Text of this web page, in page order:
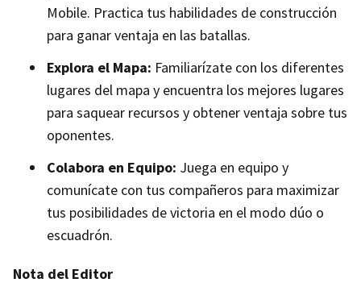
Mobile. Practica tus habilidades de construcción
para ganar ventaja en las batallas.
Explora el Mapa: Familiarízate con los diferentes
lugares del mapa y encuentra los mejores lugares
para saquear recursos y obtener ventaja sobre tus
oponentes.
Colabora en Equipo: Juega en equipo y
comunícate con tus compañeros para maximizar
tus posibilidades de victoria en el modo dúo o
escuadrón.
Nota del Editor